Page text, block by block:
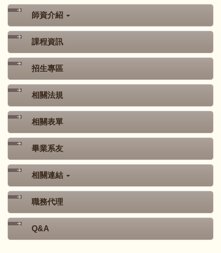
師資介紹
課程資訊
招生專區
相關法規
相關表單
畢業系友
相關連結
職務代理
Q&A